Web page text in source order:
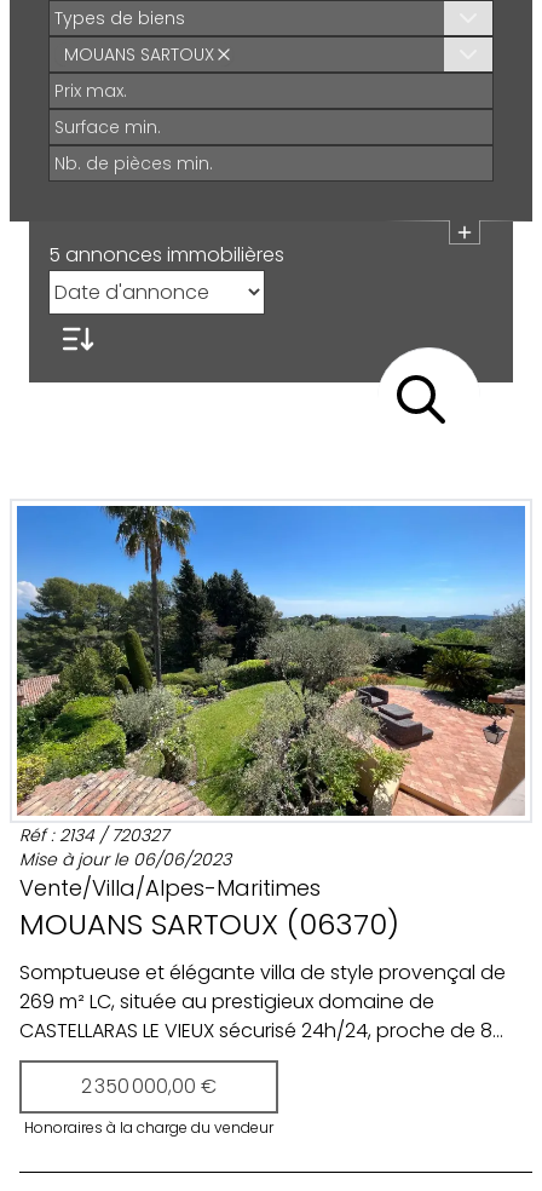
Types de biens
MOUANS SARTOUX
5 annonces immobilières
Réf :2134/ 720327
Mise à jour le 06/06/2023
Vente/Villa/Alpes-Maritimes
MOUANS SARTOUX (06370)
Somptueuse et élégante villa de style provençal de
269 m² LC, située au prestigieux domaine de
CASTELLARAS LE VIEUX sécurisé 24h/24, proche de 8
golfs, de MOUGINS, de CANNES et de VALBONNE, à
seulement 25kms de l'aéroport international de Nice.
Face à un merveilleux paysage méditerranéen sur les
d'un ensemble de propriétés sur 13 hectares
2 350 000,00 €
Honoraires à la charge du vendeur